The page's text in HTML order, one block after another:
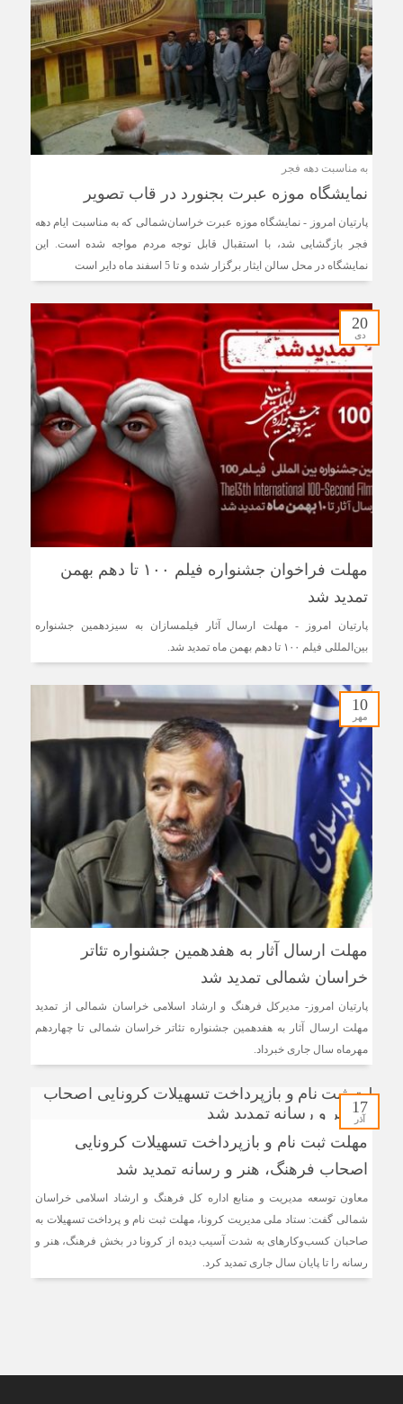
به مناسبت دهه فجر
نمایشگاه موزه عبرت بجنورد در قاب تصویر
پارتیان امروز - نمایشگاه موزه عبرت خراسان‌شمالی که به مناسبت ایام دهه
فجر بازگشایی شد، با استقبال قابل توجه مردم مواجه شده است. این
نمایشگاه در محل سالن ایثار برگزار شده و تا 5 اسفند ماه دایر است
20
دی
مهلت فراخوان جشنواره فیلم ۱۰۰ تا دهم بهمن
تمدید شد
پارتیان امروز - مهلت ارسال آثار فیلمسازان به سیزدهمین جشنواره
بین‌المللی فیلم ۱۰۰ تا دهم بهمن ماه تمدید شد.
10
مهر
مهلت ارسال آثار به هفدهمین جشنواره تئاتر
خراسان شمالی تمدید شد
پارتیان امروز- مدیرکل فرهنگ و ارشاد اسلامی خراسان شمالی از تمدید
مهلت ارسال آثار به هفدهمین جشنواره تئاتر خراسان شمالی تا چهاردهم
مهرماه سال جاری خبرداد.
17
آذر
مهلت ثبت نام و بازپرداخت تسهیلات کرونایی
اصحاب فرهنگ، هنر و رسانه تمدید شد
معاون توسعه مدیریت و منابع اداره کل فرهنگ و ارشاد اسلامی خراسان
شمالی گفت: ستاد ملی مدیریت کرونا، مهلت ثبت نام و پرداخت تسهیلات به
صاحبان کسب‌وکارهای به شدت آسیب دیده از کرونا در بخش فرهنگ، هنر و
رسانه را تا پایان سال جاری تمدید کرد.